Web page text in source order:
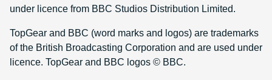
under licence from BBC Studios Distribution Limited.
TopGear and BBC (word marks and logos) are trademarks
of the British Broadcasting Corporation and are used under
licence. TopGear and BBC logos © BBC.